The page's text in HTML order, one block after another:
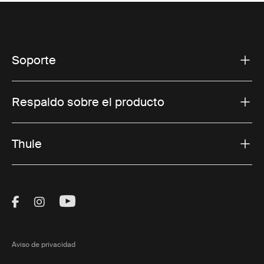
Soporte
Respaldo sobre el producto
Thule
Visit Thule on Facebook (external link)
Visit Thule on Instagram (external link)
Visit Thule on Youtube (external
Aviso de privacidad